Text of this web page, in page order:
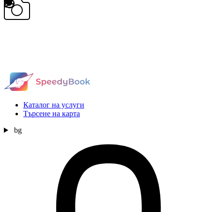
Каталог на услуги
Търсене на карта
bg